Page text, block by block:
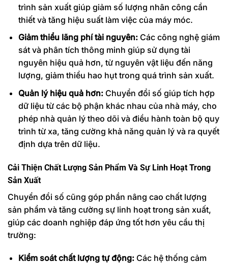
trình sản xuất giúp giảm số lượng nhân công cần
thiết và tăng hiệu suất làm việc của máy móc.
Giảm thiểu lãng phí tài nguyên:Các công nghệ giám
sát và phân tích thông minh giúp sử dụng tài
nguyên hiệu quả hơn, từ nguyên vật liệu đến năng
lượng, giảm thiểu hao hụt trong quá trình sản xuất.
Quản lý hiệu quả hơn:Chuyển đổi số giúp tích hợp
dữ liệu từ các bộ phận khác nhau của nhà máy, cho
phép nhà quản lý theo dõi và điều hành toàn bộ quy
trình từ xa, tăng cường khả năng quản lý và ra quyết
định dựa trên dữ liệu.
Cải Thiện Chất Lượng Sản Phẩm Và Sự Linh Hoạt Trong
Sản Xuất
Chuyển đổi số cũng góp phần nâng cao chất lượng
sản phẩm và tăng cường sự linh hoạt trong sản xuất,
giúp các doanh nghiệp đáp ứng tốt hơn yêu cầu thị
trường:
Kiểm soát chất lượng tự động:Các hệ thống cảm